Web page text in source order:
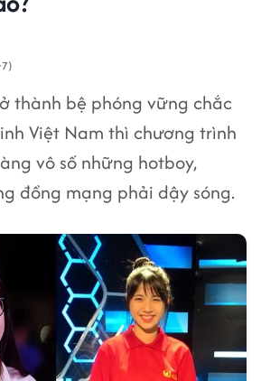
thành bệ phóng vững chắc
Việt Nam thì chương trình
vô số những hotboy,
đồng mạng phải dậy sóng.